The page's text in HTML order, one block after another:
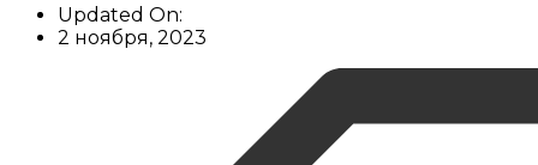
Updated On:
2 ноября, 2023